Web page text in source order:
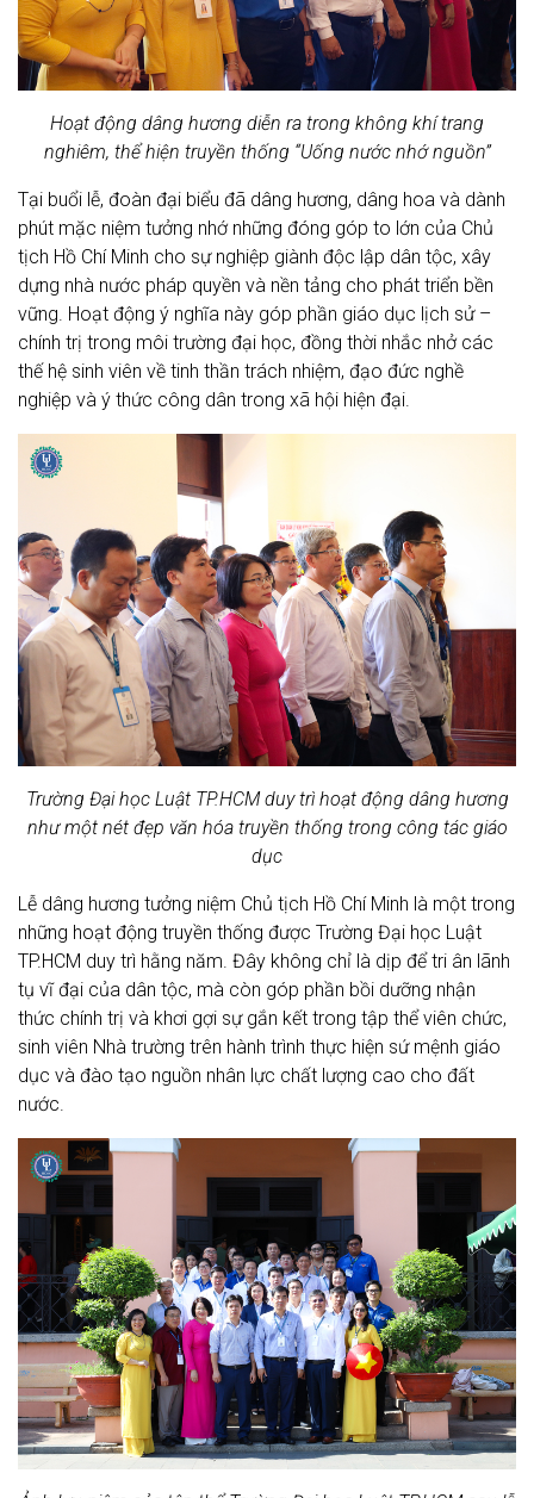
Hoạt động dâng hương diễn ra trong không khí trang
nghiêm, thể hiện truyền thống “Uống nước nhớ nguồn”
Tại buổi lễ, đoàn đại biểu đã dâng hương, dâng hoa và dành
phút mặc niệm tưởng nhớ những đóng góp to lớn của Chủ
tịch Hồ Chí Minh cho sự nghiệp giành độc lập dân tộc, xây
dựng nhà nước pháp quyền và nền tảng cho phát triển bền
vững. Hoạt động ý nghĩa này góp phần giáo dục lịch sử –
chính trị trong môi trường đại học, đồng thời nhắc nhở các
thế hệ sinh viên về tinh thần trách nhiệm, đạo đức nghề
nghiệp và ý thức công dân trong xã hội hiện đại.
Trường Đại học Luật TP.HCM duy trì hoạt động dâng hương
như một nét đẹp văn hóa truyền thống trong công tác giáo
dục
Lễ dâng hương tưởng niệm Chủ tịch Hồ Chí Minh là một trong
những hoạt động truyền thống được Trường Đại học Luật
TP.HCM duy trì hằng năm. Đây không chỉ là dịp để tri ân lãnh
tụ vĩ đại của dân tộc, mà còn góp phần bồi dưỡng nhận
thức chính trị và khơi gợi sự gắn kết trong tập thể viên chức,
sinh viên Nhà trường trên hành trình thực hiện sứ mệnh giáo
dục và đào tạo nguồn nhân lực chất lượng cao cho đất
nước.